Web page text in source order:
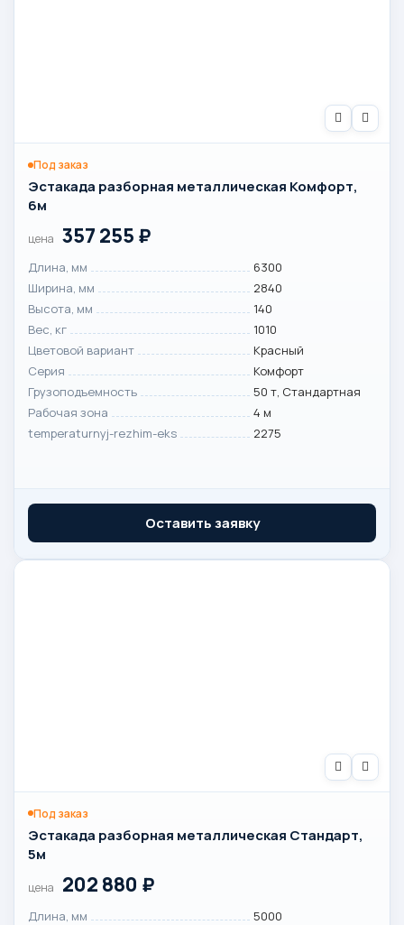
Под заказ
Эстакада разборная металлическая Комфорт,
6м
цена 357 255 ₽
Длина, мм
6300
Ширина, мм
2840
Высота, мм
140
Вес, кг
1010
Цветовой вариант
Красный
Серия
Комфорт
Грузоподъемность
50 т, Стандартная
Рабочая зона
4 м
temperaturnyj-rezhim-eks
2275
Оставить заявку
Под заказ
Эстакада разборная металлическая Стандарт,
5м
цена 202 880 ₽
Длина, мм
5000